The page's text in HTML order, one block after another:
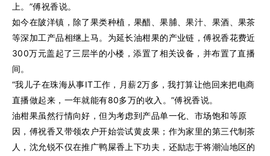
上。”傅祝香说。
如今在陂洋镇，除了果类种植，果醋、果脯、果汁、果酒、果茶
等深加工产品相继上马。为延长油柑果的产业链，傅祝香花费近
300万元盖起了三层半的小楼，添置了相关设备，并布置了直播
间。
“我儿子在珠海从事IT工作，月薪2万多，我打算让他回来把电商
直播做起来，一年就能有80多万的收入。”傅祝香说。
油柑果虽然行情向好，但为考虑到产品单一化、市场饱和等原
因，傅祝香又带领农户开始尝试黄皮果；作为家里的第三代制茶
人，沈允锐不仅在推广鸭屎香上下功夫，还励志于将潮汕地区的